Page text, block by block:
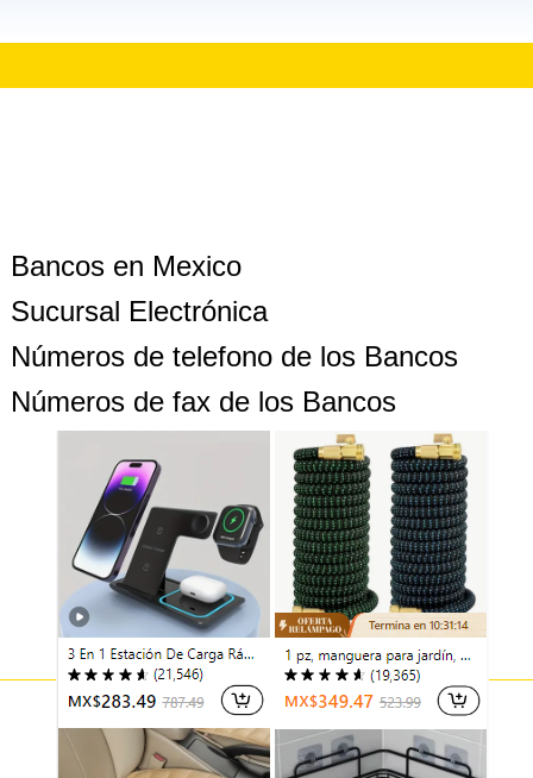
Bancos en Mexico
Sucursal Electrónica
Números de telefono de los Bancos
Números de fax de los Bancos